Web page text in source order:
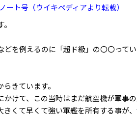
ート号（ウイキペディアより転載）
を例えるのに「超ド級」の〇〇ってい
きています。
けて、この当時はまだ航空機が軍事
くて早くて強い軍艦を所有する事が